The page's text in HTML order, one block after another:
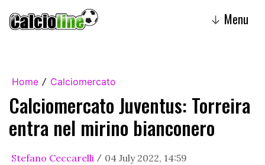
↓ Menu
Home / Calciomercato
Calciomercato Juventus: Torreira
entra nel mirino bianconero
Stefano Ceccarelli / 04 July 2022, 14:59